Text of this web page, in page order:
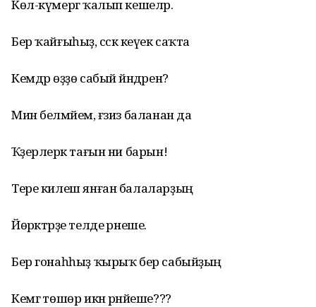
Көл-күмергә ҡалып кешеләр.
Бер ҡайғыһыҙ, сәскә кеүек саҡта
Кемдәр өҙҙө сабый йәндәрен?
Мин белмәйем, ғәзиз баланан да
Ҡәҙерлерәк тағын ни барын!
Тере килеш янған балаларҙың
Йөрәктәрҙе телде әрнеше.
Бер гонаһһыҙ ҡырыҡ бер сабыйҙың
Кемгә төшөр икән рәнйеше???